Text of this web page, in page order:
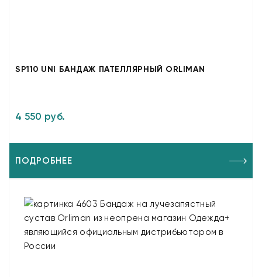
SP110 UNI БАНДАЖ ПАТЕЛЛЯРНЫЙ ORLIMAN
4 550 руб.
ПОДРОБНЕЕ